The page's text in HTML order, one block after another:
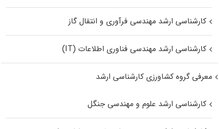
کارشناسی ارشد مهندسی فرآوری و انتقال گاز
کارشناسی ارشد مهندسی فناوری اطلاعات (IT)
معرفی گروه کشاورزی کارشناسی ارشد
کارشناسی ارشد علوم و مهندسی جنگل